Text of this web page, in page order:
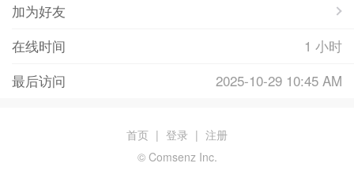
加为好友
在线时间
1 小时
最后访问
2025-10-29 10:45 AM
首页 | 登录 | 注册
© Comsenz Inc.